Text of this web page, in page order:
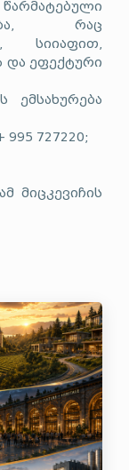
რაც
სიიაფით,
და ეფექტური
995 727220;
მიცკევიჩის